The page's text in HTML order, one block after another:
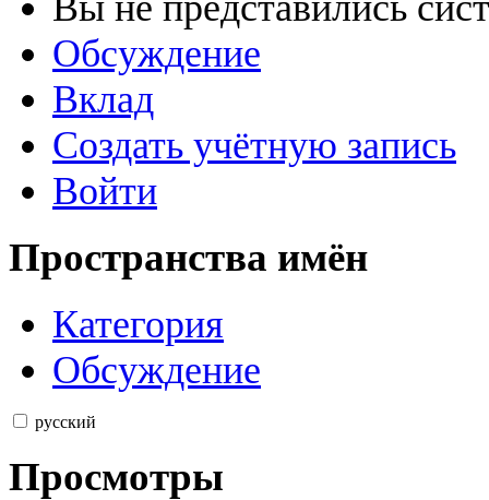
Обсуждение
Вклад
Создать учётную запись
Войти
Пространства имён
Категория
Обсуждение
русский
Просмотры